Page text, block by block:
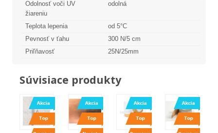
Odolnosť voči UV
žiareniu
odolná
Teplota lepenia
od 5°C
Pevnosť v ťahu
300 N/5 cm
Priľňavosť
25N/25mm
Súvisiace produkty